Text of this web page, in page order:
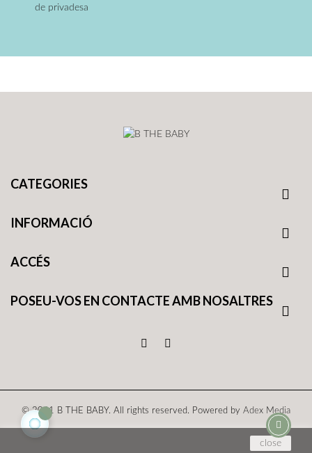
de privadesa
CATEGORIES

INFORMACIÓ

ACCÉS

POSEU-VOS EN CONTACTE AMB NOSALTRES

close
© 2021 B THE BABY. All rights reserved. Powered by Adex Media